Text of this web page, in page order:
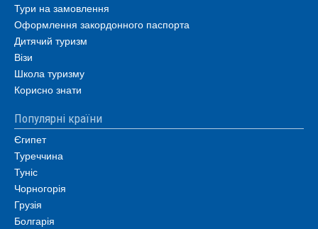
Тури на замовлення
Оформлення закордонного паспорта
Дитячий туризм
Візи
Школа туризму
Корисно знати
Популярні країни
Єгипет
Туреччина
Туніс
Чорногорія
Грузія
Болгарія